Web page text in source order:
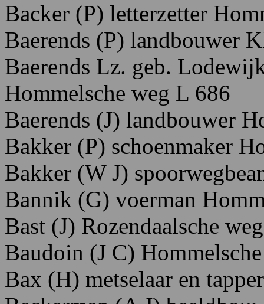
Backer (P) letterzetter H
Baerends (P) landbouwer K
Baerends Lz. geb.
Hommelsche weg L 686
Baerends (J) landbouwer H
Bakker (P) schoenmaker
Bakker (W J)
Bannik (G) voerman H
Bast (J) Rozendaalsche weg
Baudoin (J C) Hommelsche
Bax (H) metselaar en